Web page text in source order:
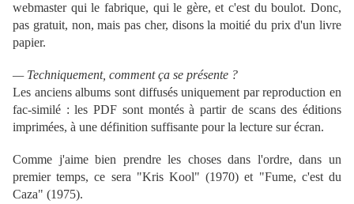
webmaster qui le fabrique, qui le gère, et c'est du boulot. Donc,
pas gratuit, non, mais pas cher, disons la moitié du prix d'un livre
papier.
— Techniquement, comment ça se présente ?
Les anciens albums sont diffusés uniquement par reproduction en
fac-similé : les PDF sont montés à partir de scans des éditions
imprimées, à une définition suffisante pour la lecture sur écran.
Comme j'aime bien prendre les choses dans l'ordre, dans un
premier temps, ce sera "Kris Kool" (1970) et "Fume, c'est du
Caza" (1975).